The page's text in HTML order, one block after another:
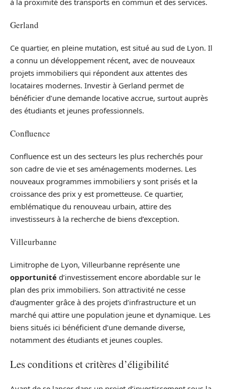
Gerland
Ce quartier, en pleine mutation, est situé au sud de Lyon. Il
a connu un développement récent, avec de nouveaux
projets immobiliers qui répondent aux attentes des
locataires modernes. Investir à Gerland permet de
bénéficier d’une demande locative accrue, surtout auprès
des étudiants et jeunes professionnels.
Confluence
Confluence est un des secteurs les plus recherchés pour
son cadre de vie et ses aménagements modernes. Les
nouveaux programmes immobiliers y sont prisés et la
croissance des prix y est prometteuse. Ce quartier,
emblématique du renouveau urbain, attire des
investisseurs à la recherche de biens d’exception.
Villeurbanne
Limitrophe de Lyon, Villeurbanne représente une
opportunité d’investissement encore abordable sur le
plan des prix immobiliers. Son attractivité ne cesse
d’augmenter grâce à des projets d’infrastructure et un
marché qui attire une population jeune et dynamique. Les
biens situés ici bénéficient d’une demande diverse,
notamment des étudiants et jeunes couples.
Les conditions et critères d’éligibilité